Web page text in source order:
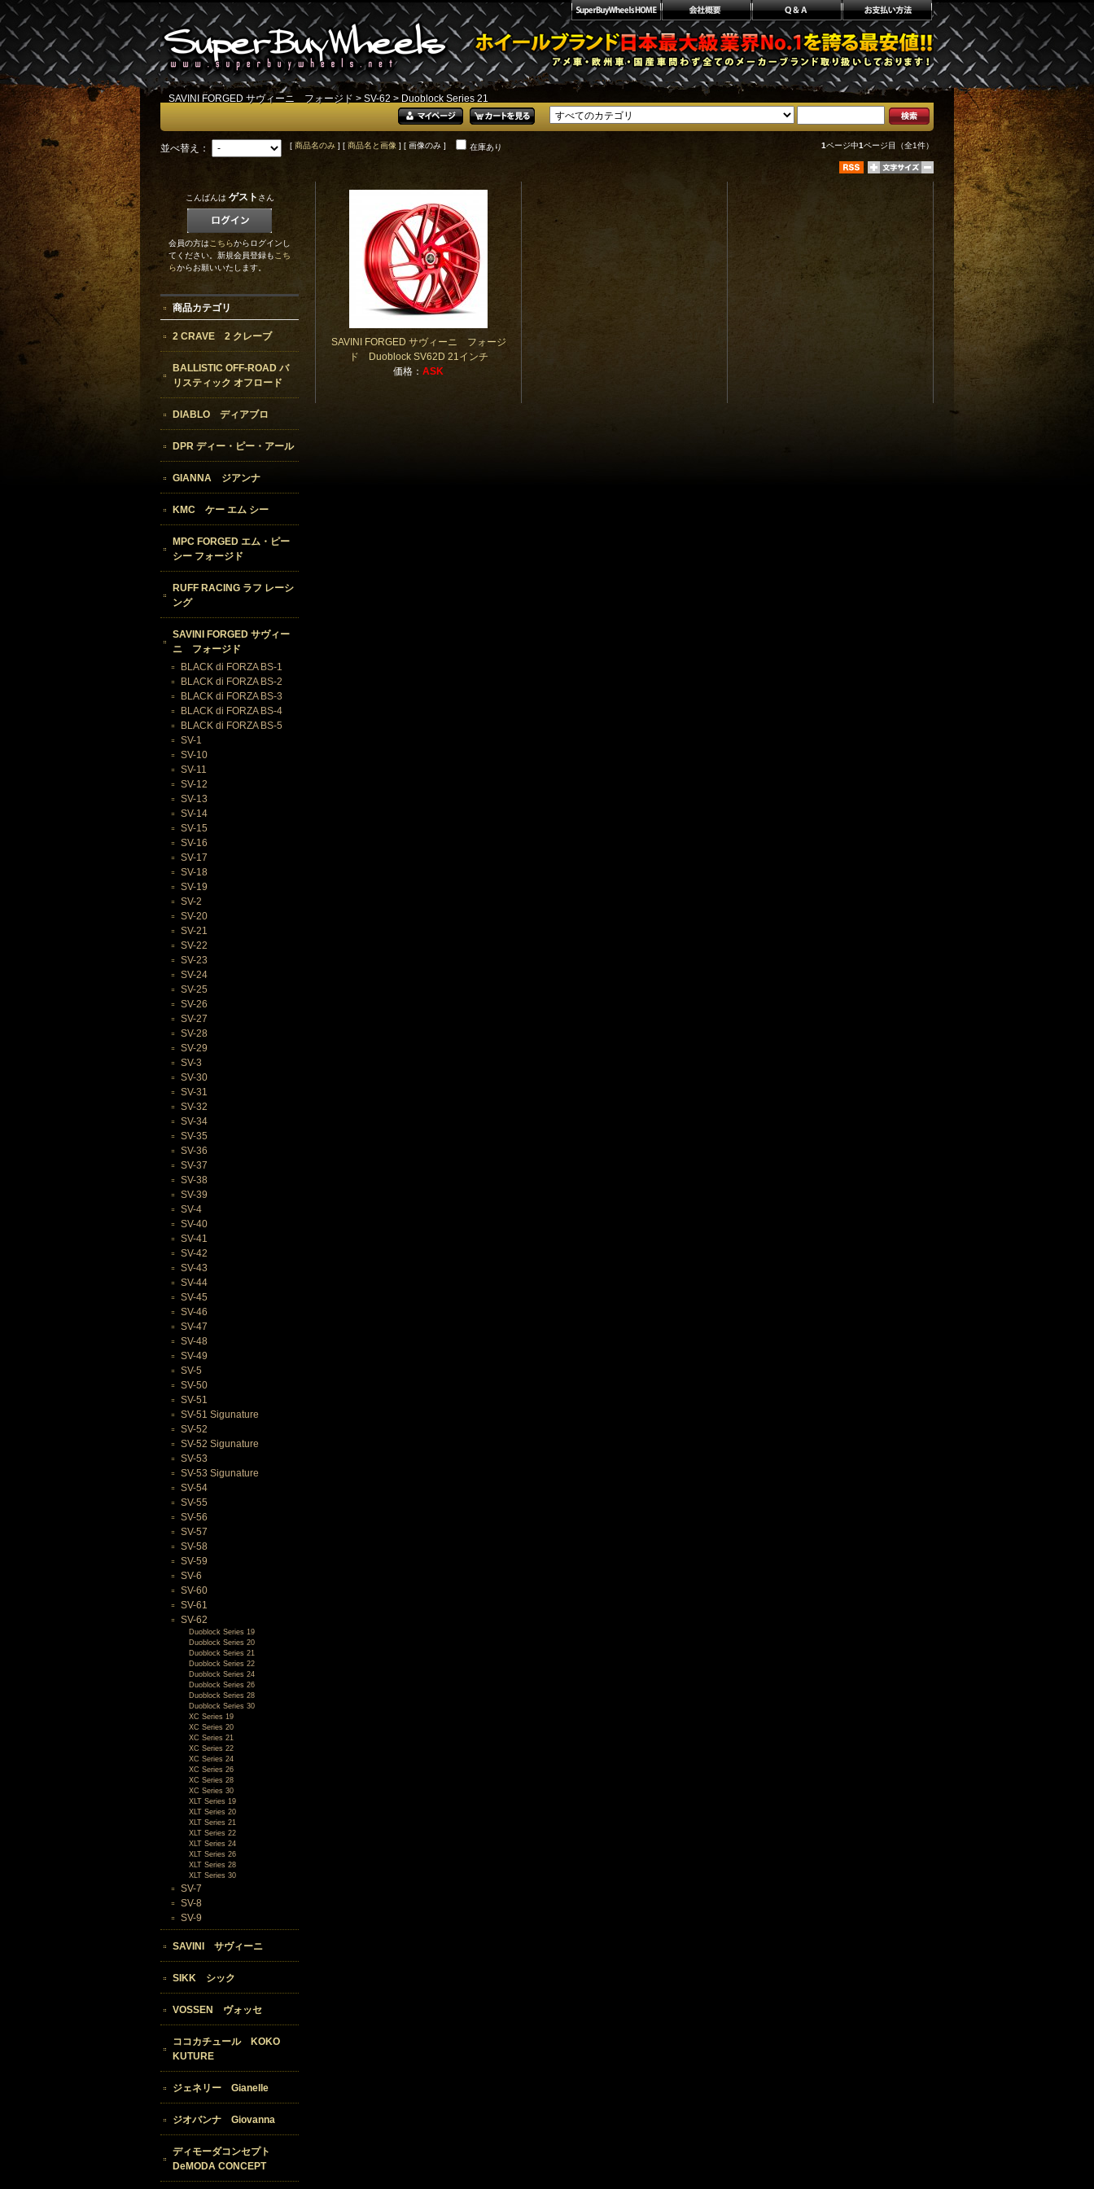
SAVINI FORGED サヴィーニ フォージド > SV-62 > Duoblock Series 21
並べ替え： [ 商品名のみ ] [ 商品名と画像 ] [ 画像のみ ] 在庫あり 1ページ中1ページ目（全1件）
SAVINI FORGED サヴィーニ フォージ
ド Duoblock SV62D 21インチ
価格： ASK
こんばんは ゲスト さん
会員の方はこちらからログインし
てください。新規会員登録もこち
らからお願いいたします。
商品カテゴリ
2 CRAVE 2 クレーブ
BALLISTIC OFF-ROAD バ
リスティック オフロード
DIABLO ディアブロ
DPR ディー・ピー・アール
GIANNA ジアンナ
KMC ケー エム シー
MPC FORGED エム・ピー
シー フォージド
RUFF RACING ラフ レーシ
ング
SAVINI FORGED サヴィー
ニ フォージド
BLACK di FORZA BS-1
BLACK di FORZA BS-2
BLACK di FORZA BS-3
BLACK di FORZA BS-4
BLACK di FORZA BS-5
SV-1
SV-10
SV-11
SV-12
SV-13
SV-14
SV-15
SV-16
SV-17
SV-18
SV-19
SV-2
SV-20
SV-21
SV-22
SV-23
SV-24
SV-25
SV-26
SV-27
SV-28
SV-29
SV-3
SV-30
SV-31
SV-32
SV-34
SV-35
SV-36
SV-37
SV-38
SV-39
SV-4
SV-40
SV-41
SV-42
SV-43
SV-44
SV-45
SV-46
SV-47
SV-48
SV-49
SV-5
SV-50
SV-51
SV-51 Sigunature
SV-52
SV-52 Sigunature
SV-53
SV-53 Sigunature
SV-54
SV-55
SV-56
SV-57
SV-58
SV-59
SV-6
SV-60
SV-61
SV-62
Duoblock Series 19
Duoblock Series 20
Duoblock Series 21
Duoblock Series 22
Duoblock Series 24
Duoblock Series 26
Duoblock Series 28
Duoblock Series 30
XC Series 19
XC Series 20
XC Series 21
XC Series 22
XC Series 24
XC Series 26
XC Series 28
XC Series 30
XLT Series 19
XLT Series 20
XLT Series 21
XLT Series 22
XLT Series 24
XLT Series 26
XLT Series 28
XLT Series 30
SV-7
SV-8
SV-9
SAVINI サヴィーニ
SIKK シック
VOSSEN ヴォッセ
ココカチュール KOKO
KUTURE
ジェネリー Gianelle
ジオバンナ Giovanna
ディモーダコンセプト
DeMODA CONCEPT